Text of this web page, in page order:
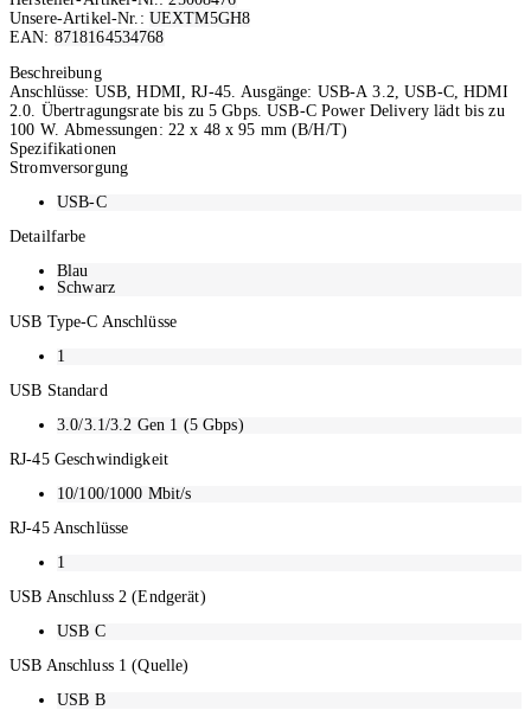
Unsere-Artikel-Nr.: UEXTM5GH8
EAN: 8718164534768
Beschreibung
Anschlüsse: USB, HDMI, RJ-45. Ausgänge: USB-A 3.2, USB-C, HDMI
2.0. Übertragungsrate bis zu 5 Gbps. USB-C Power Delivery lädt bis zu
100 W. Abmessungen: 22 x 48 x 95 mm (B/H/T)
Spezifikationen
Stromversorgung
USB-C
Detailfarbe
Blau
Schwarz
USB Type-C Anschlüsse
1
USB Standard
3.0/3.1/3.2 Gen 1 (5 Gbps)
RJ-45 Geschwindigkeit
10/100/1000 Mbit/s
RJ-45 Anschlüsse
1
USB Anschluss 2 (Endgerät)
USB C
USB Anschluss 1 (Quelle)
USB B